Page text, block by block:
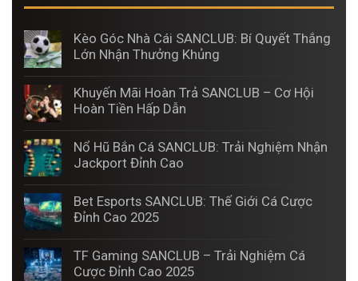
Kèo Góc Nhà Cái SANCLUB: Bí Quyết Thắng
Lớn Nhận Thưởng Khủng
Khuyến Mãi Hoàn Trả SANCLUB – Cơ Hội
Hoàn Tiền Hấp Dẫn
Nổ Hũ Bắn Cá SANCLUB: Trải Nghiệm Nhận
Jackport Đỉnh Cao
Bet Esports SANCLUB: Thế Giới Cá Cược
Đỉnh Cao 2025
TF Gaming SANCLUB – Trải Nghiệm Cá
Cược Đỉnh Cao 2025